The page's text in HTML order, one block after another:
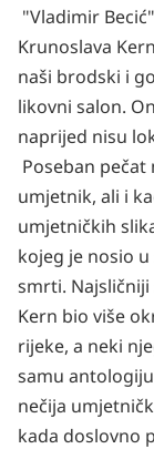
"Vladimir
Krunoslava
naši brodski i
likovni salon.
naprijed nisu
Poseban
umjetnik, ali i
umjetničkih
kojeg je nosio
smrti.
Kern bio više
rijeke, a neki
samu
nečija
kada doslovno